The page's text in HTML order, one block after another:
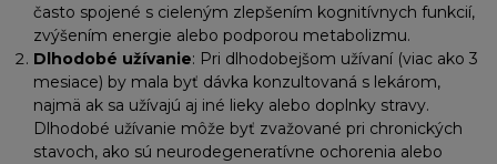
často spojené s cieleným zlepšením kognitívnych funkcií,
zvýšením energie alebo podporou metabolizmu.
Dlhodobé užívanie: Pri dlhodobejšom užívaní (viac ako 3
mesiace) by mala byť dávka konzultovaná s lekárom,
najmä ak sa užívajú aj iné lieky alebo doplnky stravy.
Dlhodobé užívanie môže byť zvažované pri chronických
stavoch, ako sú neurodegeneratívne ochorenia alebo